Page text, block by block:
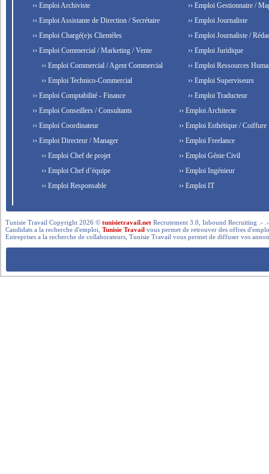
›› Emploi Archiviste
›› Emploi Assistante de Direction / Secrétaire
›› Emploi Chargé(e)s Clientèles
›› Emploi Commercial / Marketing / Vente
›› Emploi Commercial / Agent Commercial
›› Emploi Technico-Commercial
›› Emploi Comptabilité - Finance
›› Emploi Conseillers / Consultants
›› Emploi Coordinateur
›› Emploi Directeur / Manager
›› Emploi Chef de projet
›› Emploi Chef d’équipe
›› Emploi Responsable
›› Emploi Gestionnaire /
›› Emploi Journaliste
›› Emploi Journaliste /
›› Emploi Juridique
›› Emploi Ressources
›› Emploi Superviseurs
›› Emploi Traducteur
›› Emploi Architecte
›› Emploi Esthétique / Coiffure
›› Emploi Freelance
›› Emploi Génie Civil
›› Emploi Ingénieur
›› Emploi IT
Tunisie Travail Copyright 2026 ©tunisietravail.net Recrutement 3.0, Inbound Recruiting .-
Candidats a la recherche d'emploi,Tunisie Travail vous permet de retrouver des offres
Entreprises a la recherche de collaborateurs, Tunisie Travail vous permet de diffuser vos